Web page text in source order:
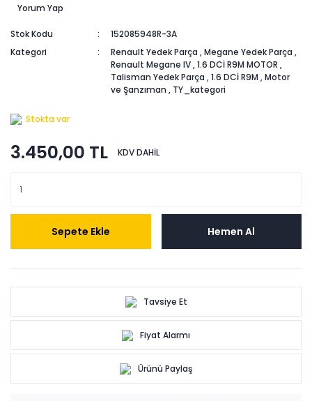
Yorum Yap
Stok Kodu
152085948R-3A
Kategori
Renault Yedek Parça ,Megane Yedek Parça ,
Renault Megane IV,1.6 DCİ R9M MOTOR ,
Talisman Yedek Parça ,1.6 DCİ R9M ,Motor
ve Şanzıman , TY_kategori
Stokta var
3.450,00 TL KDV DAHİL
Sepete Ekle Hemen Al
Tavsiye Et
Fiyat Alarmı
Ürünü Paylaş